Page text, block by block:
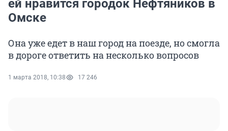
ей нравится городок Нефтяников в
Омске
Она уже едет в наш город на поезде, но смогла
в дороге ответить на несколько вопросов
1 марта 2018, 10:38 17 246